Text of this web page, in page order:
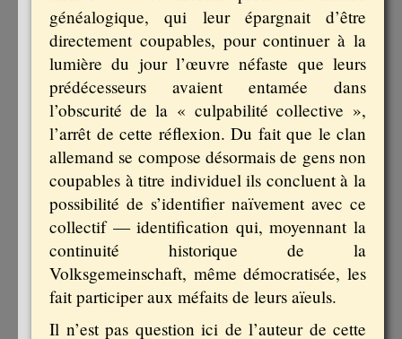
généalogique, qui leur épargnait d’être
directement coupables, pour continuer à la
lumière du jour l’œuvre néfaste que leurs
prédécesseurs avaient entamée dans
l’obscurité de la « culpabilité collective »,
l’arrêt de cette réflexion. Du fait que le clan
allemand se compose désormais de gens non
coupables à titre individuel ils concluent à la
possibilité de s’identifier naïvement avec ce
collectif — identification qui, moyennant la
continuité historique de la
Volksgemeinschaft, même démocratisée, les
fait participer aux méfaits de leurs aïeuls.
Il n’est pas question ici de l’auteur de cette